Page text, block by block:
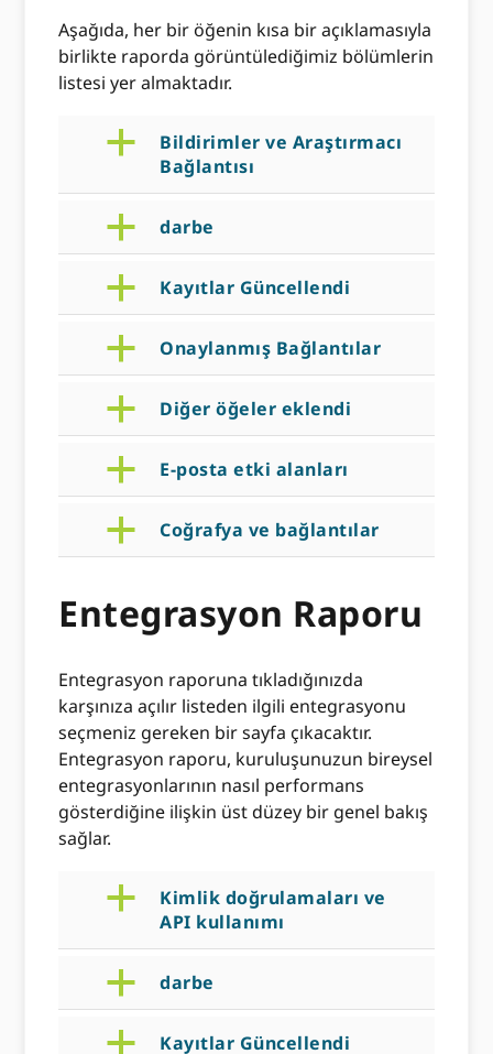
Aşağıda, her bir öğenin kısa bir açıklamasıyla
birlikte raporda görüntülediğimiz bölümlerin
listesi yer almaktadır.
a
Bildirimler ve Araştırmacı
Bağlantısı
a darbe
a Kayıtlar Güncellendi
a Onaylanmış Bağlantılar
a Diğer öğeler eklendi
a E-posta etki alanları
a Coğrafya ve bağlantılar
Entegrasyon Raporu
Entegrasyon raporuna tıkladığınızda
karşınıza açılır listeden ilgili entegrasyonu
seçmeniz gereken bir sayfa çıkacaktır.
Entegrasyon raporu, kuruluşunuzun bireysel
entegrasyonlarının nasıl performans
gösterdiğine ilişkin üst düzey bir genel bakış
sağlar.
a
Kimlik doğrulamaları ve
API kullanımı
a darbe
a Kayıtlar Güncellendi